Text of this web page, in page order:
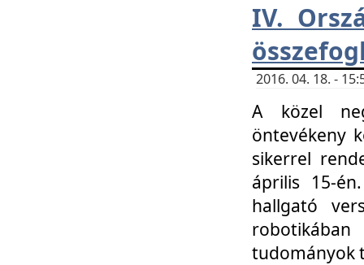
IV.
2016. 04. 18. -
A közel
öntevékeny
sikerrel
április 15-
hallgató
tudományok